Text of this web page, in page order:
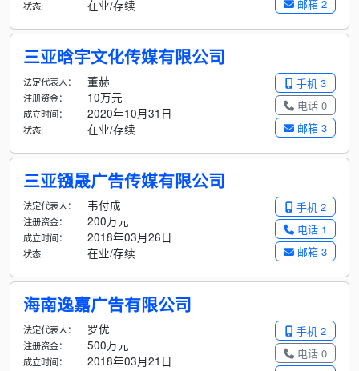
邮箱 2
状态: 在业/存续
三亚晗宇文化传媒有限公司
手机 3
电话 0
邮箱 3
法定代表人： 董赫
注册资金： 10万元
成立时间： 2020年10月31日
状态: 在业/存续
三亚镪晟广告传媒有限公司
手机 2
电话 1
邮箱 3
法定代表人： 韦付成
注册资金： 200万元
成立时间： 2018年03月26日
状态: 在业/存续
海南逸嘉广告有限公司
手机 2
电话 0
法定代表人： 罗优
注册资金： 500万元
成立时间： 2018年03月21日